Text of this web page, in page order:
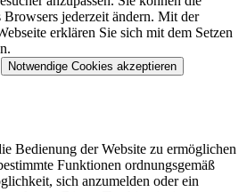
jederzeit ändern. Mit der
erklären Sie sich mit dem Setzen
Notwendige Cookies akzeptieren
Bedienung der Website zu ermöglichen
Funktionen ordnungsgemäß
sich anzumelden oder ein